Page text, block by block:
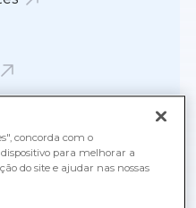
concorda com o
para melhorar a
do site e ajudar nas nossas